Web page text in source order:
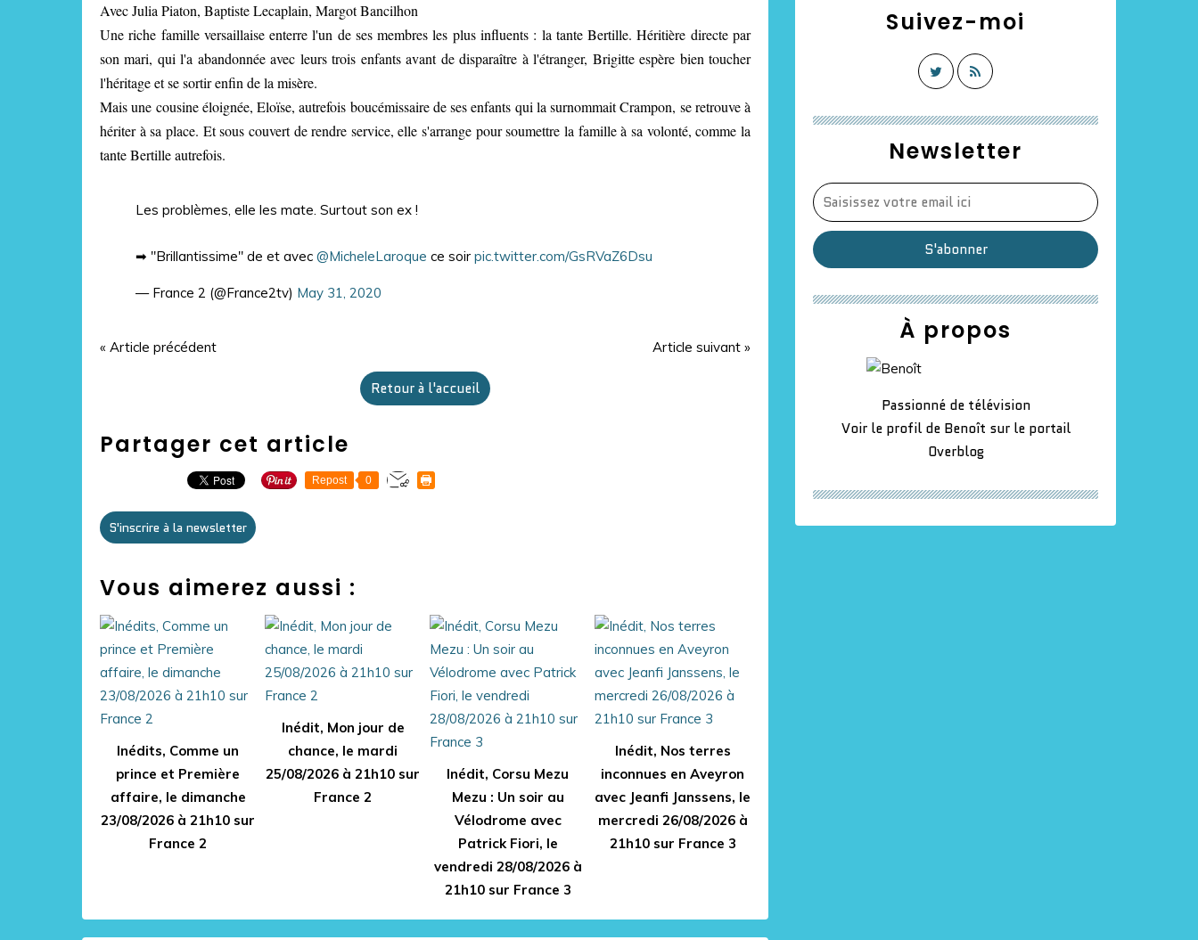
Avec Julia Piaton, Baptiste Lecaplain, Margot Bancilhon
Une riche famille versaillaise enterre l'un de ses membres les plus influents : la tante Bertille. Héritière directe par
son mari, qui l'a abandonnée avec leurs trois enfants avant de disparaître à l'étranger, Brigitte espère bien toucher
l'héritage et se sortir enfin de la misère.
Mais une cousine éloignée, Eloïse, autrefois boucémissaire de ses enfants qui la surnommait Crampon, se retrouve à
hériter à sa place. Et sous couvert de rendre service, elle s'arrange pour soumettre la famille à sa volonté, comme la
tante Bertille autrefois.
Les problèmes, elle les mate. Surtout son ex !
➡ "Brillantissime" de et avec @MicheleLaroque ce soir pic.twitter.com/GsRVaZ6Dsu
— France 2 (@France2tv) May 31, 2020
« Article précédent Article suivant »
Retour à l'accueil
Partager cet article
Repost 0
S'inscrire à la newsletter
Vous aimerez aussi :
Inédits, Comme un
prince et Première
affaire, le dimanche
23/08/2026 à 21h10 sur
France 2
Inédit, Mon jour de
chance, le mardi
25/08/2026 à 21h10 sur
France 2
Inédit, Corsu Mezu
Mezu : Un soir au
Vélodrome avec
Patrick Fiori, le
vendredi 28/08/2026 à
21h10 sur France 3
Inédit, Nos terres
inconnues en Aveyron
avec Jeanfi Janssens, le
mercredi 26/08/2026 à
21h10 sur France 3
Newsletter
Suivez-moi
À propos
Passionné de télévision
Voir le profil de Benoît sur le portail
Overblog